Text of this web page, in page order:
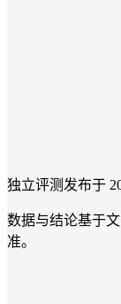
独立评测 发布于
数据与结论基于
准。